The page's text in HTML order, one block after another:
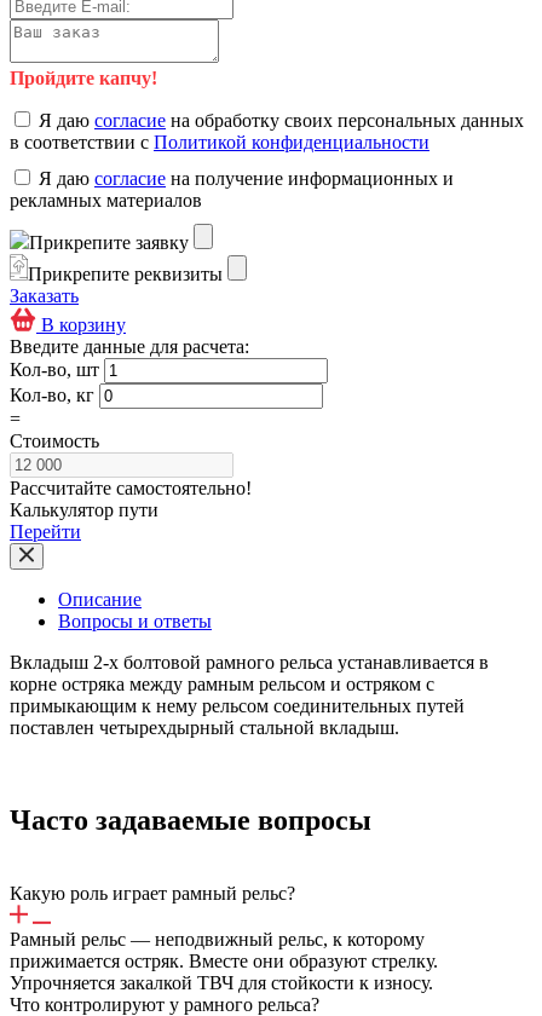
Пройдите капчу!
Я даю согласие на обработку своих персональных данных
в соответствии с Политикой конфиденциальности
Я даю согласие на получение информационных и
рекламных материалов
Прикрепите заявку
Прикрепите реквизиты
Заказать
В корзину
Введите данные для расчета:
Кол-во, шт
Кол-во, кг
=
Стоимость
Рассчитайте самостоятельно!
Калькулятор пути
Перейти
Описание
Вопросы и ответы
Вкладыш 2-x болтовой рамного рельса устанавливается в
корне остряка между рамным рельсом и остряком c
примыкающим к нему рельсом соединительных путей
поставлен четырехдырный стальной вкладыш.
Часто задаваемые вопросы
Какую роль играет рамный рельс?
Рамный рельс — неподвижный рельс, к которому
прижимается остряк. Вместе они образуют стрелку.
Упрочняется закалкой ТВЧ для стойкости к износу.
Что контролируют у рамного рельса?